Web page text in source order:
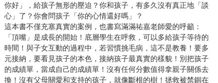
你好」，給孩子無形的壓迫？你和孩子，有多久沒有真正地「談
心」了？你會問孩子「你的心情還好嗎」？
這本書不僅充塞真實的案例，也書寫滿滿祐嘉老師愛的呼籲：
「頂嘴」是成長的開始！底層學生在呼救，可以多給孩子等待的
時間！與子女互動的過程中，若習慣挑毛病，這不是教養！要多
元接納，要看見孩子的本色，接納孩子最真實的樣貌！別把孩子
的成績單，當成自己的成績單！沒有任何分數值得拿親子關係去
換！沒有父母關愛和支持的孩子，就像斷根的樹！拯救被禁錮在